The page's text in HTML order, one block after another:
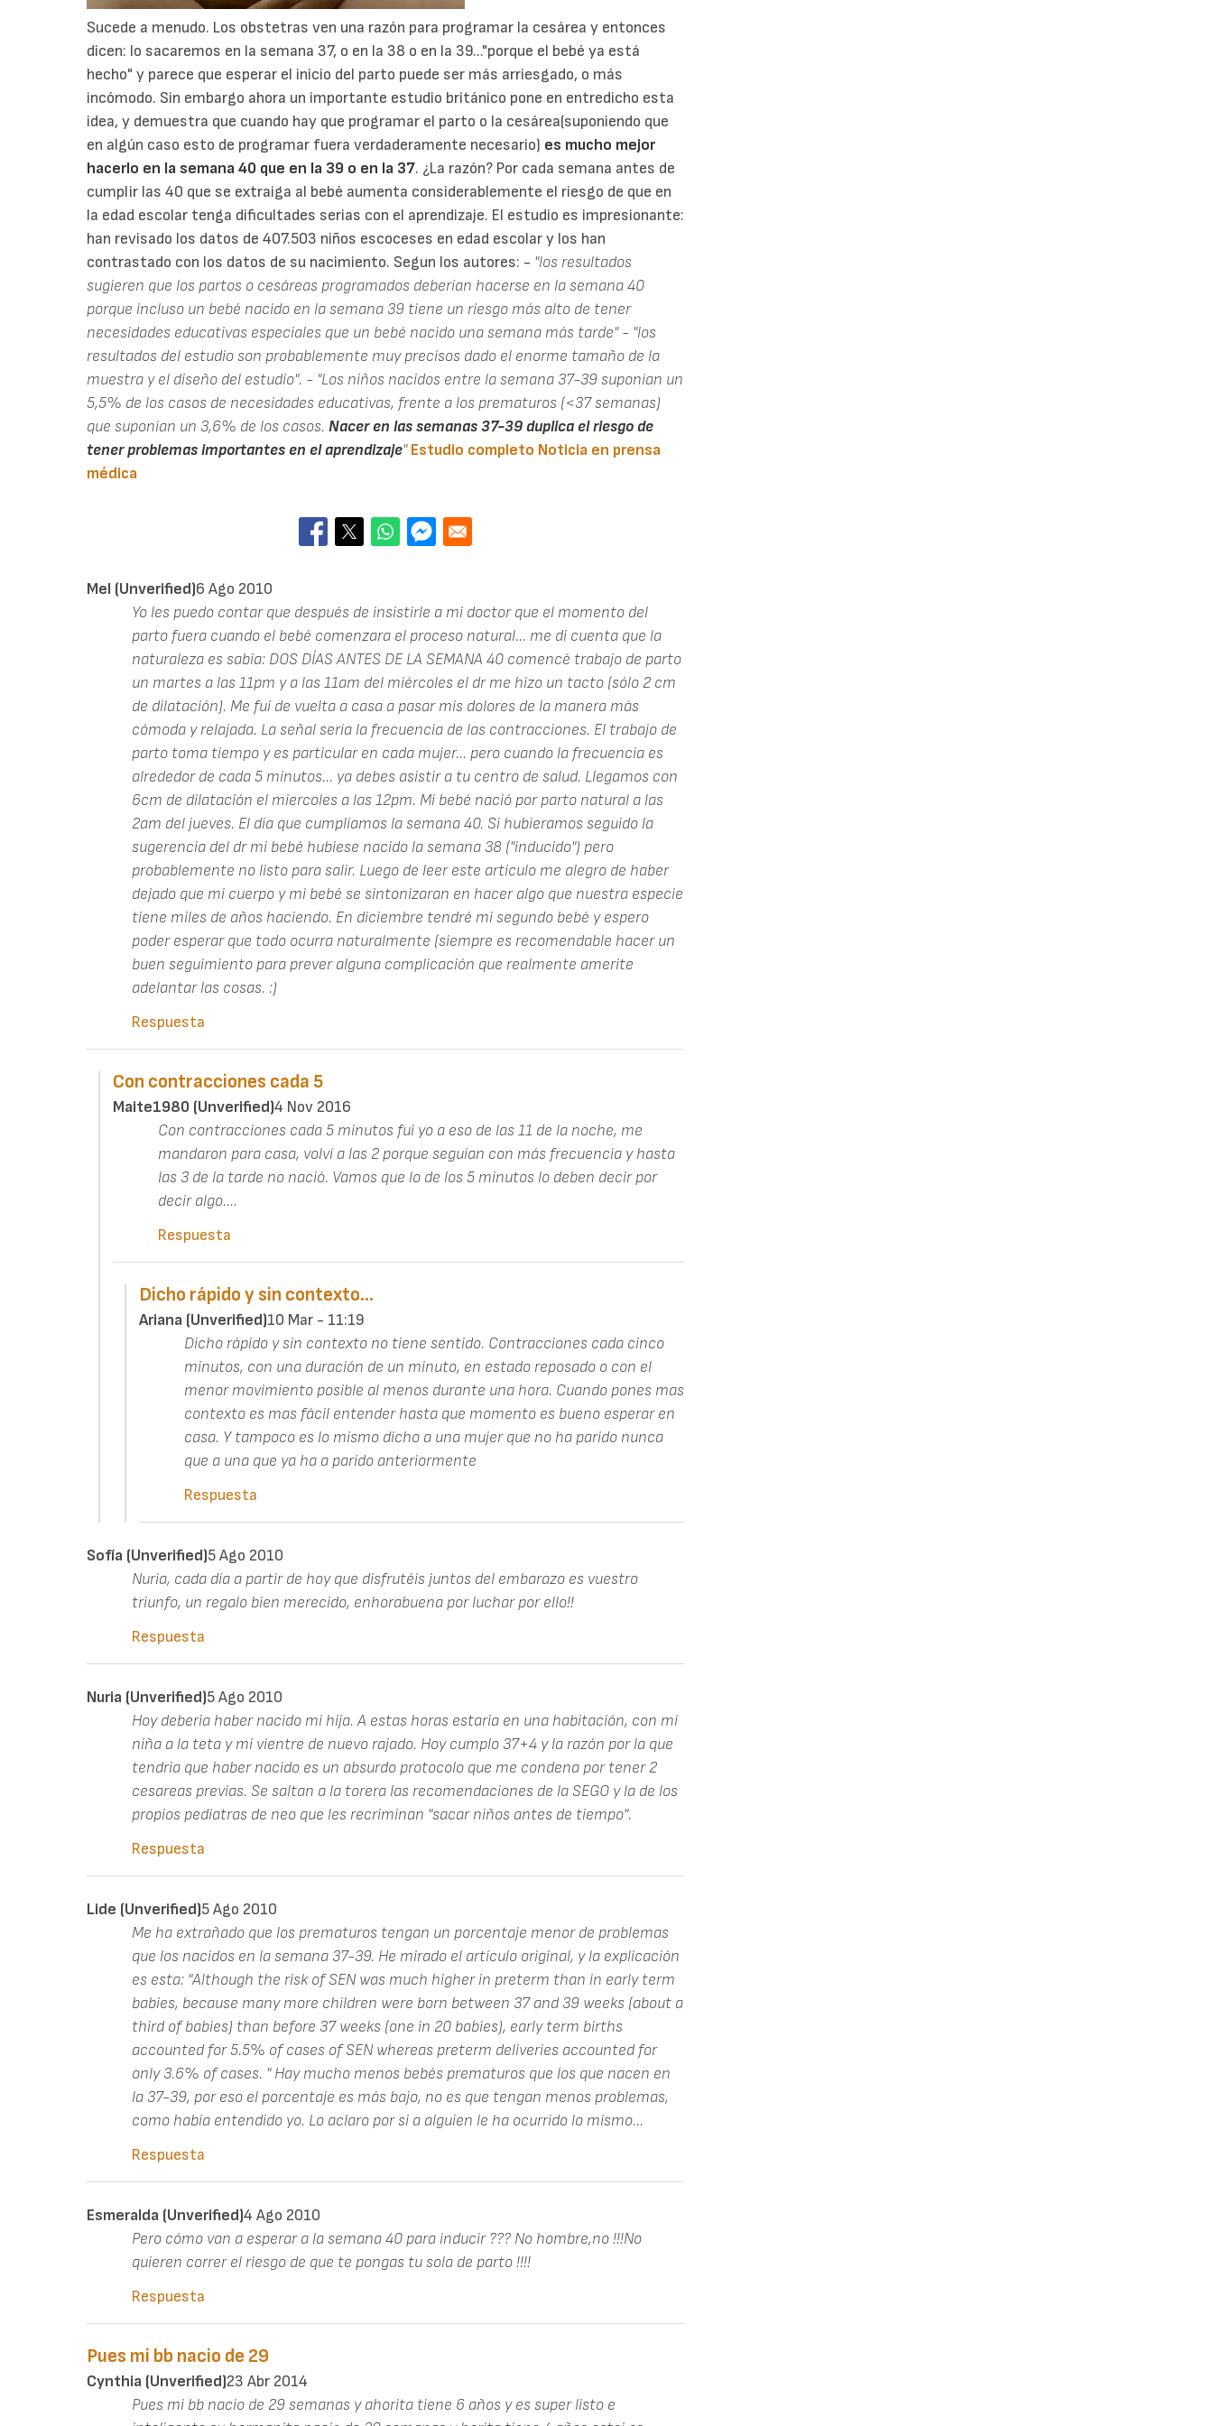
Sucede a menudo. Los obstetras ven una razón para programar la cesárea y entonces
dicen: lo sacaremos en la semana 37, o en la 38 o en la 39..."porque el bebé ya está
hecho" y parece que esperar el inicio del parto puede ser más arriesgado, o más
incómodo. Sin embargo ahora un importante estudio británico pone en entredicho esta
idea, y demuestra que cuando hay que programar el parto o la cesárea(suponiendo que
en algún caso esto de programar fuera verdaderamente necesario) es mucho mejor
hacerlo en la semana 40 que en la 39 o en la 37. ¿La razón? Por cada semana antes de
cumplir las 40 que se extraiga al bebé aumenta considerablemente el riesgo de que en
la edad escolar tenga dificultades serias con el aprendizaje. El estudio es impresionante:
han revisado los datos de 407.503 niños escoceses en edad escolar y los han
contrastado con los datos de su nacimiento. Segun los autores: - "los resultados
sugieren que los partos o cesáreas programados deberían hacerse en la semana 40
porque incluso un bebé nacido en la semana 39 tiene un riesgo más alto de tener
necesidades educativas especiales que un bebé nacido una semana más tarde" - "los
resultados del estudio son probablemente muy precisos dado el enorme tamaño de la
muestra y el diseño del estudio". - "Los niños nacidos entre la semana 37-39 suponían un
5,5% de los casos de necesidades educativas, frente a los prematuros (<37 semanas)
que suponian un 3,6% de los casos. Nacer en las semanas 37-39 duplica el riesgo de
tener problemas importantes en el aprendizaje" Estudio completo Noticia en prensa
médica
Mel (unverified)6 Ago 2010
Yo les puedo contar que después de insistirle a mi doctor que el momento del
parto fuera cuando el bebé comenzara el proceso natural... me di cuenta que la
naturaleza es sabia: DOS DÍAS ANTES DE LA SEMANA 40 comencé trabajo de parto
un martes a las 11pm y a las 11am del miércoles el dr me hizo un tacto (sólo 2 cm
de dilatación). Me fui de vuelta a casa a pasar mis dolores de la manera más
cómoda y relajada. La señal sería la frecuencia de las contracciones. El trabajo de
parto toma tiempo y es particular en cada mujer... pero cuando la frecuencia es
alrededor de cada 5 minutos... ya debes asistir a tu centro de salud. Llegamos con
6cm de dilatación el miercoles a las 12pm. Mi bebé nació por parto natural a las
2am del jueves. El día que cumplíamos la semana 40. Si hubieramos seguido la
sugerencia del dr mi bebé hubiese nacido la semana 38 ("inducido") pero
probablemente no listo para salir. Luego de leer este artículo me alegro de haber
dejado que mi cuerpo y mi bebé se sintonizaran en hacer algo que nuestra especie
tiene miles de años haciendo. En diciembre tendré mi segundo bebé y espero
poder esperar que todo ocurra naturalmente (siempre es recomendable hacer un
buen seguimiento para prever alguna complicación que realmente amerite
adelantar las cosas. :)
Respuesta
Con contracciones cada 5
Maite1980 (unverified)4 Nov 2016
Con contracciones cada 5 minutos fui yo a eso de las 11 de la noche, me
mandaron para casa, volví a las 2 porque seguían con más frecuencia y hasta
las 3 de la tarde no nació. Vamos que lo de los 5 minutos lo deben decir por
decir algo....
Respuesta
Dicho rápido y sin contexto…
Ariana (unverified)10 Mar - 11:19
Dicho rápido y sin contexto no tiene sentido. Contracciones cada cinco
minutos, con una duración de un minuto, en estado reposado o con el
menor movimiento posible al menos durante una hora. Cuando pones mas
contexto es mas fácil entender hasta que momento es bueno esperar en
casa. Y tampoco es lo mismo dicho a una mujer que no ha parido nunca
que a una que ya ha a parido anteriormente
Respuesta
Sofía (unverified)5 Ago 2010
Nuria, cada día a partir de hoy que disfrutéis juntos del embarazo es vuestro
triunfo, un regalo bien merecido, enhorabuena por luchar por ello!!
Respuesta
Nuria (unverified)5 Ago 2010
Hoy deberia haber nacido mi hija. A estas horas estaria en una habitación, con mi
niña a la teta y mi vientre de nuevo rajado. Hoy cumplo 37+4 y la razón por la que
tendria que haber nacido es un absurdo protocolo que me condena por tener 2
cesareas previas. Se saltan a la torera las recomendaciones de la SEGO y la de los
propios pediatras de neo que les recriminan "sacar niños antes de tiempo".
Respuesta
Lide (unverified)5 Ago 2010
Me ha extrañado que los prematuros tengan un porcentaje menor de problemas
que los nacidos en la semana 37-39. He mirado el artículo original, y la explicación
es esta: "Although the risk of SEN was much higher in preterm than in early term
babies, because many more children were born between 37 and 39 weeks (about a
third of babies) than before 37 weeks (one in 20 babies), early term births
accounted for 5.5% of cases of SEN whereas preterm deliveries accounted for
only 3.6% of cases. " Hay mucho menos bebés prematuros que los que nacen en
la 37-39, por eso el porcentaje es más bajo, no es que tengan menos problemas,
como había entendido yo. Lo aclaro por si a alguien le ha ocurrido lo mismo...
Respuesta
Esmeralda (unverified)4 Ago 2010
Pero cómo van a esperar a la semana 40 para inducir ??? No hombre,no !!!No
quieren correr el riesgo de que te pongas tu sola de parto !!!!
Respuesta
Pues mi bb nacio de 29
Cynthia (unverified)23 Abr 2014
Pues mi bb nacio de 29 semanas y ahorita tiene 6 años y es super listo e